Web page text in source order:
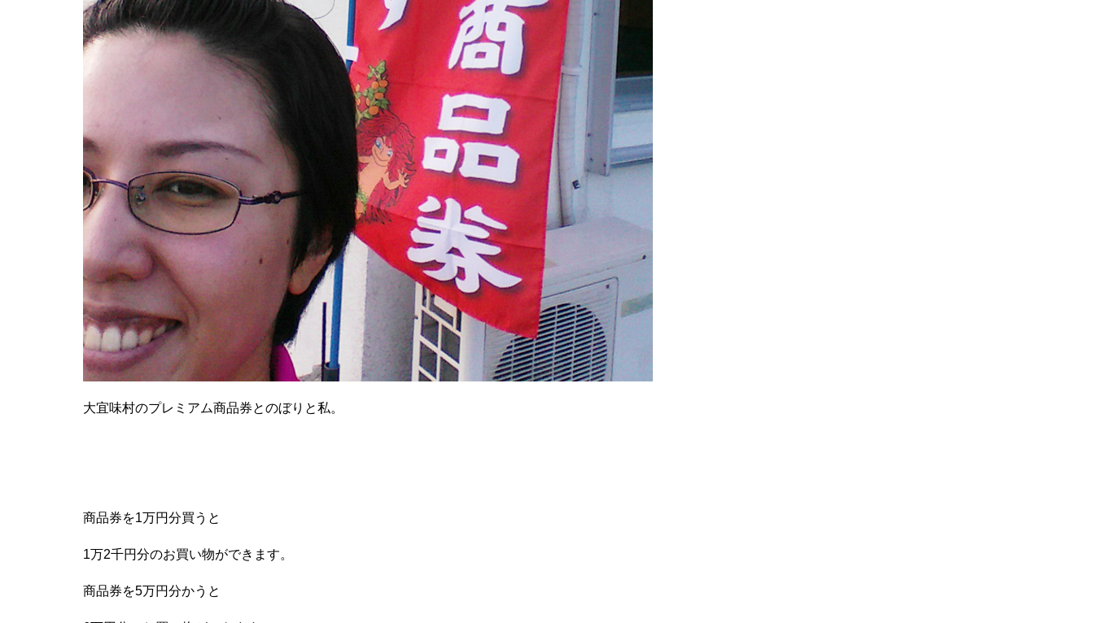
大宜味村のプレミアム商品券とのぼりと私。
商品券を1万円分買うと
1万2千円分のお買い物ができます。
商品券を5万円分かうと